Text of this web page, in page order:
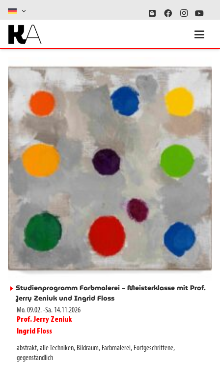
► Studienprogramm Farbmalerei – Meisterklasse mit Prof.
Jerry Zeniuk und Ingrid Floss
Mo. 09.02.-Sa. 14.11.2026
Prof. Jerry Zeniuk
Ingrid Floss
abstrakt,alle Techniken, Bildraum, Farbmalerei, Fortgeschrittene,
gegenständlich